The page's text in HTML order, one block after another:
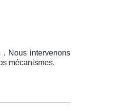
. Nous intervenons
mécanismes.